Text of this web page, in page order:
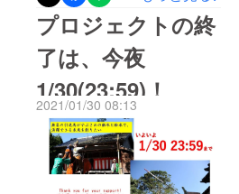
事にCLUB RIO初のクラウド
ファンディングを終了させ
ていただくことができまし
た。2020年12月27日より公
開した本プロジェクトは、
131名の方よりご支援を頂
き、￥2,380,100円（達成率
179％）のご支援の総額を集
プロジェクトの終
了は、今夜
1/30(23:59)！
2021/01/30 08:13